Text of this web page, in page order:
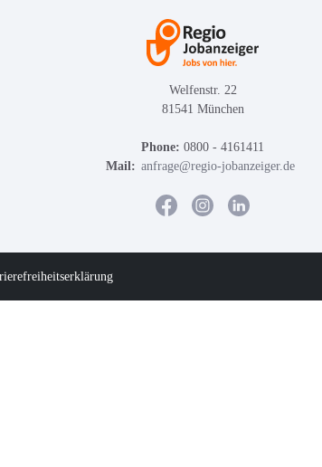
Welfenstr. 22
81541 München
Phone: 0800 - 4161411
Mail: anfrage@regio-jobanzeiger.de